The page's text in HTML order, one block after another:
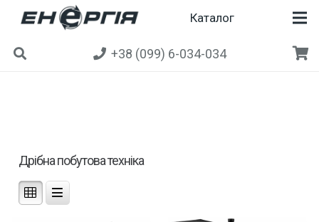
Каталог
+38 (099) 6-034-034
Дрібна побутова техніка